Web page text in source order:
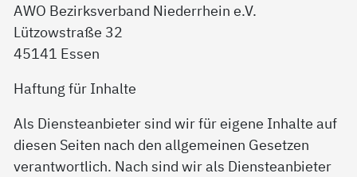
AWO Bezirksverband Niederrhein e.V.
Lützowstraße 32
45141 Essen
Haftung für Inhalte
Als Diensteanbieter sind wir für eigene Inhalte auf
diesen Seiten nach den allgemeinen Gesetzen
verantwortlich. Nach sind wir als Diensteanbieter